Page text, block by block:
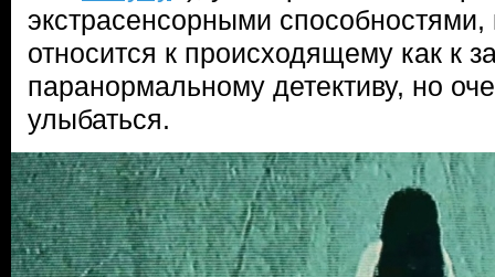
экстрасенсорными способностями,
относится к происходящему как к
паранормальному детективу, но
улыбаться.